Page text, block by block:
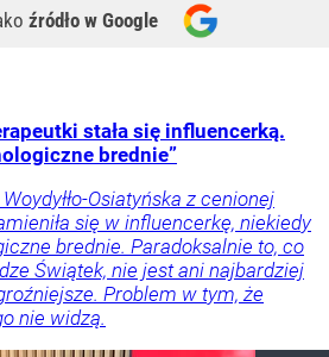
źródło w Google
stała się influencerką.
brednie”
Osiatyńska z cenionej
się w influencerkę, niekiedy
brednie. Paradoksalnie to, co
Świątek, nie jest ani najbardziej
Problem w tym, że
nie widzą.